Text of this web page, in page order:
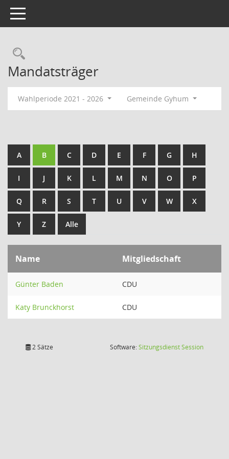
Toggle navigation
Rechercheauswahl
Mandatsträger
Wahlperiode 2021 - 2026 Gemeinde Gyhum
A B C D E F G H
I J K L M N O P
Q R S T U V W X
Y Z Alle
Name Mitgliedschaft
Günter Baden CDU
Katy Brunckhorst CDU
2 Sätze Software:SitzungsdienstSession(Wird in